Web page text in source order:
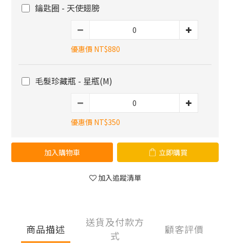
鑰匙圈 - 天使翅膀
優惠價 NT$880
毛髮珍藏瓶 - 星瓶(M)
優惠價 NT$350
加入購物車 立即購買
加入追蹤清單
商品描述
送貨及付款方
式
顧客評價